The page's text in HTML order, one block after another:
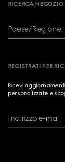
RICERCA NEGOZIO
Paese/
REGISTRATI PER
Ricevi
personalizzate e
Indirizzo e-mail